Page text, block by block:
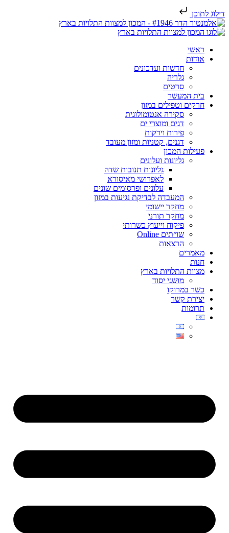
דילוג לתוכן
ראשי
אודות
חדשות ועדכונים
גלריה
סרטים
בית המעשר
חרקים וטפילים במזון
סקירה אנטומולוגית
דגים ומוצרי ים
פירות וירקות
דגנים, קטניות ומזון מעובד
פעילות המכון
גליונות ועלונים
גליונות תנובות שדה
לאפרושי מאיסורא
עלונים ופרסומים שונים
המעבדה לבדיקת נגיעות במזון
מחקר יישומי
מחקר תורני
פיקוח וייעוץ כשרותי
שו״תים Online
הרצאות
מאמרים
חנות
מצוות התלויות בארץ
מושגי יסוד
כשר במרוקו
יצירת קשר
תרומות